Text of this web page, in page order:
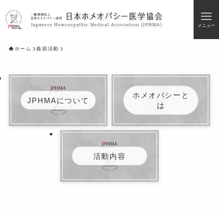
メニュー
ホーム 義捐活動
JPHMAについて
ホメオパシーと
は
活動内容